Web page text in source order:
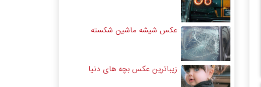
عکس شیشه ماشین شکسته
زیباترین عکس بچه های دنیا